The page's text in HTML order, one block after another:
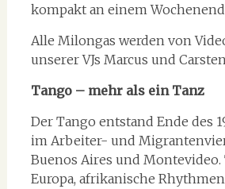
kompakt an einem
Alle Milongas werden von
unserer VJs Marcus und
Tango – mehr als ein Tanz
Der Tango entstand Ende des
im Arbeiter- und
Buenos Aires und Montevideo.
Europa, afrikanische